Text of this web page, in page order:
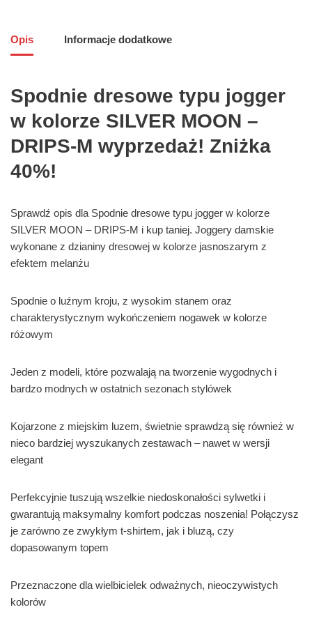
Opis Informacje dodatkowe
Spodnie dresowe typu jogger
w kolorze SILVER MOON –
DRIPS-M wyprzedaż! Zniżka
40%!
Sprawdź opis dla Spodnie dresowe typu jogger w kolorze
SILVER MOON – DRIPS-M i kup taniej. Joggery damskie
wykonane z dzianiny dresowej w kolorze jasnoszarym z
efektem melanżu
Spodnie o luźnym kroju, z wysokim stanem oraz
charakterystycznym wykończeniem nogawek w kolorze
różowym
Jeden z modeli, które pozwalają na tworzenie wygodnych i
bardzo modnych w ostatnich sezonach stylówek
Kojarzone z miejskim luzem, świetnie sprawdzą się również w
nieco bardziej wyszukanych zestawach – nawet w wersji
elegant
Perfekcyjnie tuszują wszelkie niedoskonałości sylwetki i
gwarantują maksymalny komfort podczas noszenia! Połączysz
je zarówno ze zwykłym t-shirtem, jak i bluzą, czy
dopasowanym topem
Przeznaczone dla wielbicielek odważnych, nieoczywistych
kolorów